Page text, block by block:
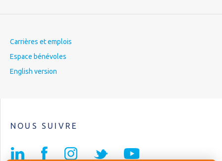
Carrières et emplois
Espace bénévoles
English version
NOUS SUIVRE